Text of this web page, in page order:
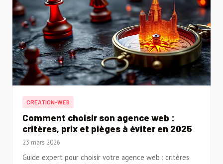
CREATION-WEB
Comment choisir son agence web :
critères, prix et pièges à éviter en 2025
23 mars 2026
Guide expert pour choisir votre agence web : critères